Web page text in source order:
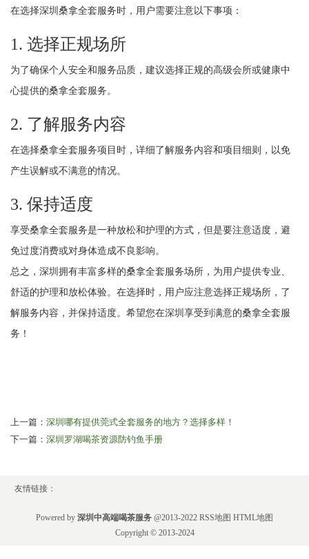
在选择深圳桑拿全套服务时，用户需要注意以下事项：
1. 选择正规场所
为了确保个人安全和服务品质，建议选择正规的高级会所或健康中
心提供的桑拿全套服务。
2. 了解服务内容
在选择桑拿全套服务项目时，详细了解服务内容和项目细则，以免
产生误解或不满意的情况。
3. 保持适度
享受桑拿全套服务是一种放松和护理的方式，但是要注意适度，避
免过度消费或对身体造成不良影响。
总之，深圳拥有丰富多样的桑拿全套服务场所，为用户提供专业、
舒适的护理和放松体验。在选择时，用户应注意选择正规场所，了
解服务内容，并保持适度。希望您在深圳享受到满意的桑拿全套服
务！
上一篇： 深圳哪有提供莞式全套服务的地方？选择多样！
下一篇： 深圳罗湖喝茶资源防钓鱼手册
友情链接：
Powered by 深圳中高端喝茶服务 @2013-2022 RSS地图 HTML地图
Copyright © 2013-2024